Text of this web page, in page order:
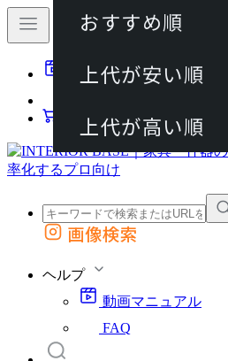
動画マニュアル
カート
外部サイトの商品をカートに追加
画像検索
ヘルプ
動画マニュアル
FAQ
おすすめ順
上代が安い順
上代が高い順